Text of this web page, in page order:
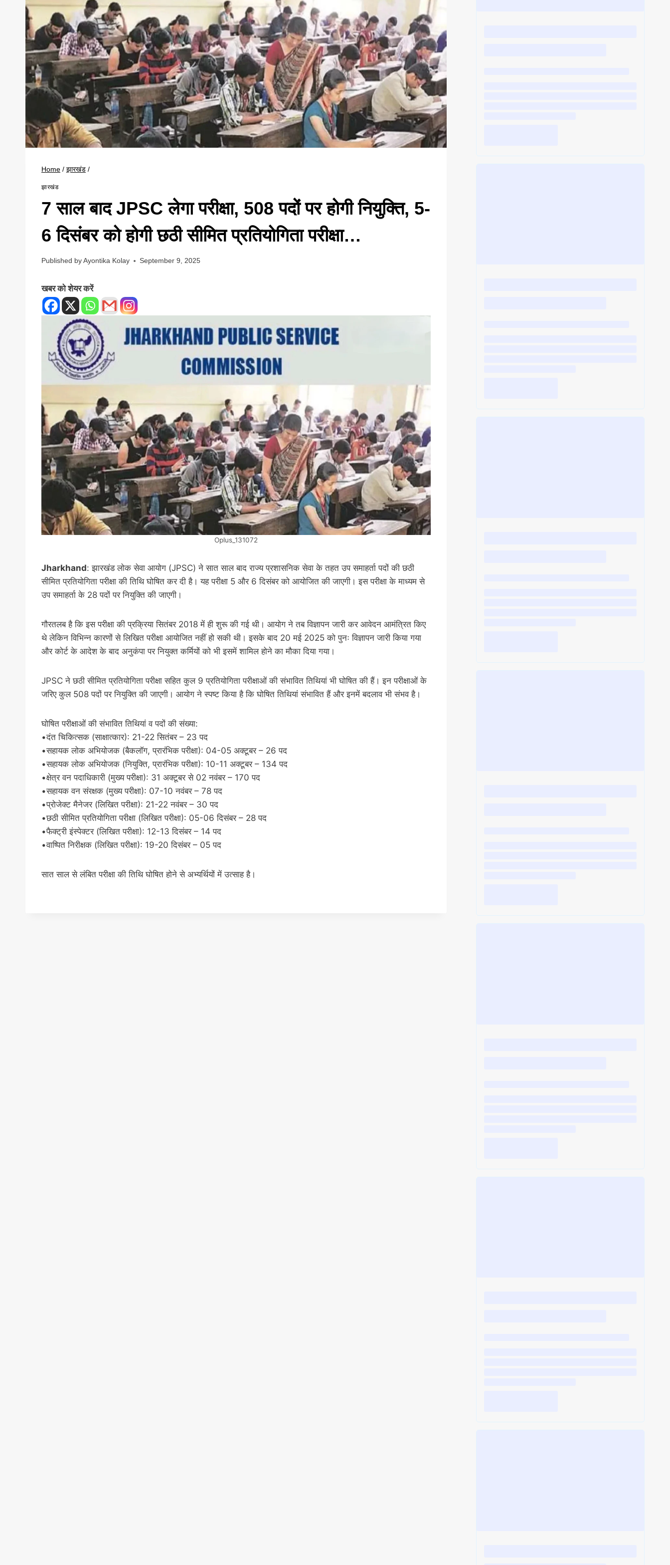
Home / झारखंड /
झारखंड
7 साल बाद JPSC लेगा परीक्षा, 508 पदों पर होगी नियुक्ति, 5-
6 दिसंबर को होगी छठी सीमित प्रतियोगिता परीक्षा…
Published by Ayontika Kolay September 9, 2025
खबर को शेयर करें
Oplus_131072
Jharkhand: झारखंड लोक सेवा आयोग (JPSC) ने सात साल बाद राज्य प्रशासनिक सेवा के तहत उप समाहर्ता पदों की छठी
सीमित प्रतियोगिता परीक्षा की तिथि घोषित कर दी है। यह परीक्षा 5 और 6 दिसंबर को आयोजित की जाएगी। इस परीक्षा के माध्यम से
उप समाहर्ता के 28 पदों पर नियुक्ति की जाएगी।
गौरतलब है कि इस परीक्षा की प्रक्रिया सितंबर 2018 में ही शुरू की गई थी। आयोग ने तब विज्ञापन जारी कर आवेदन आमंत्रित किए
थे लेकिन विभिन्न कारणों से लिखित परीक्षा आयोजित नहीं हो सकी थी। इसके बाद 20 मई 2025 को पुनः विज्ञापन जारी किया गया
और कोर्ट के आदेश के बाद अनुकंपा पर नियुक्त कर्मियों को भी इसमें शामिल होने का मौका दिया गया।
JPSC ने छठी सीमित प्रतियोगिता परीक्षा सहित कुल 9 प्रतियोगिता परीक्षाओं की संभावित तिथियां भी घोषित की हैं। इन परीक्षाओं के
जरिए कुल 508 पदों पर नियुक्ति की जाएगी। आयोग ने स्पष्ट किया है कि घोषित तिथियां संभावित हैं और इनमें बदलाव भी संभव है।
घोषित परीक्षाओं की संभावित तिथियां व पदों की संख्या:
•दंत चिकित्सक (साक्षात्कार): 21-22 सितंबर – 23 पद
•सहायक लोक अभियोजक (बैकलॉग, प्रारंभिक परीक्षा): 04-05 अक्टूबर – 26 पद
•सहायक लोक अभियोजक (नियुक्ति, प्रारंभिक परीक्षा): 10-11 अक्टूबर – 134 पद
•क्षेत्र वन पदाधिकारी (मुख्य परीक्षा): 31 अक्टूबर से 02 नवंबर – 170 पद
•सहायक वन संरक्षक (मुख्य परीक्षा): 07-10 नवंबर – 78 पद
•प्रोजेक्ट मैनेजर (लिखित परीक्षा): 21-22 नवंबर – 30 पद
•छठी सीमित प्रतियोगिता परीक्षा (लिखित परीक्षा): 05-06 दिसंबर – 28 पद
•फैक्ट्री इंस्पेक्टर (लिखित परीक्षा): 12-13 दिसंबर – 14 पद
•वाष्पित निरीक्षक (लिखित परीक्षा): 19-20 दिसंबर – 05 पद
सात साल से लंबित परीक्षा की तिथि घोषित होने से अभ्यर्थियों में उत्साह है।